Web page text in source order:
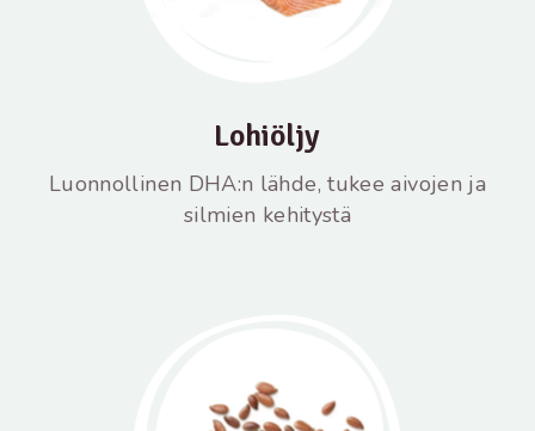
Lohiöljy
Luonnollinen DHA:n lähde, tukee aivojen ja
silmien kehitystä